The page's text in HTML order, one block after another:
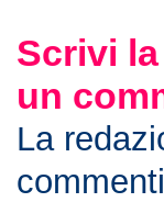
Scrivi
un
La